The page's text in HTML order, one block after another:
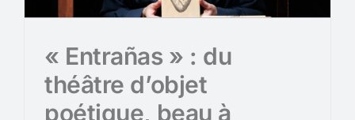
« Entrañas » : du
théâtre d’objet
poétique, beau à